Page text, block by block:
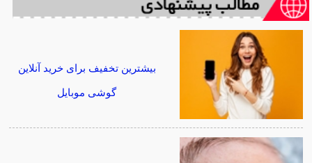
بیشترین تخفیف برای خرید آنلاین
گوشی موبایل